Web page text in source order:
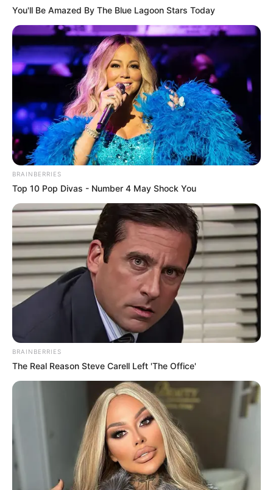
Завтра рада вирішить долю ввезених
до 2021 року “євроблях”
17.02.2021
Завтра у Верховній Раді розглянуть законопроекти
4643-д та 4644-д, які покликані викинути з
розрахунку розмитнення автомобіля його вартість і
пробіг. Фактично, це усуває всю систему корупції
побудовану минулою владою навколо…
You'll Be Amazed By The Blue Lagoon Stars Today
BRAINBERRIES
Top 10 Pop Divas - Number 4 May Shock You
BRAINBERRIES
The Real Reason Steve Carell Left 'The Office'